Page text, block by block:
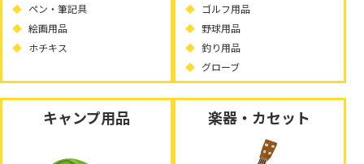
ペン・筆記具
絵画用品
ホチキス
ゴルフ用品
野球用品
釣り用品
グローブ
キャンプ用品 楽器・カセット